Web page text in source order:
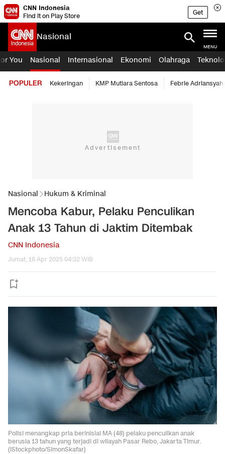
CNN Indonesia
Find it on Play Store
Get
Nasional
MENU
You Nasional Internasional Ekonomi Olahraga
POPULER Kekeringan KMP Mutiara Sentosa Febrie Adriansyah
Nasional Hukum & Kriminal
Mencoba Kabur, Pelaku Penculikan
Anak 13 Tahun di Jaktim Ditembak
CNN Indonesia
Jumat, 18 Apr 2025 04:32 WIB
Polisi menangkap pria berinisial MA (48) pelaku penculikan anak
berusia 13 tahun yang terjadi di wilayah Pasar Rebo, Jakarta Timur.
(iStockphoto/SimonSkafar)